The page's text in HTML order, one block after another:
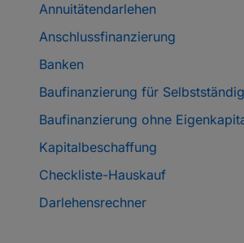
Annuitätendarlehen
Anschlussfinanzierung
Banken
Baufinanzierung für
Baufinanzierung ohne
Kapitalbeschaffung
Checkliste-Hauskauf
Darlehensrechner